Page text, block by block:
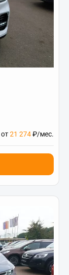
от21 274₽/мес.